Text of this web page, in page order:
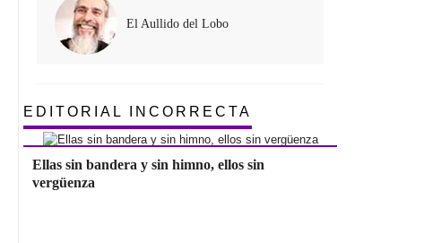
El Aullido del Lobo
EDITORIAL INCORRECTA
Ellas sin bandera y sin himno, ellos sin
vergüenza